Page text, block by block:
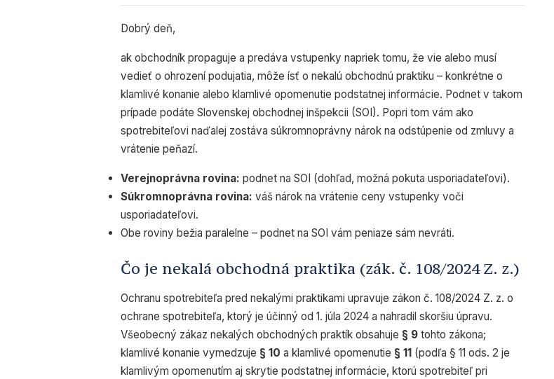
Dobrý deň,
ak obchodník propaguje a predáva vstupenky napriek tomu, že vie alebo musí
vedieť o ohrození podujatia, môže ísť o nekalú obchodnú praktiku – konkrétne o
klamlivé konanie alebo klamlivé opomenutie podstatnej informácie. Podnet v takom
prípade podáte Slovenskej obchodnej inšpekcii (SOI). Popri tom vám ako
spotrebiteľovi naďalej zostáva súkromnoprávny nárok na odstúpenie od zmluvy a
vrátenie peňazí.
Verejnoprávna rovina: podnet na SOI (dohľad, možná pokuta usporiadateľovi).
Súkromnoprávna rovina: váš nárok na vrátenie ceny vstupenky voči
usporiadateľovi.
Obe roviny bežia paralelne – podnet na SOI vám peniaze sám nevráti.
Čo je nekalá obchodná praktika (zák. č. 108/2024 Z. z.)
Ochranu spotrebiteľa pred nekalými praktikami upravuje zákon č. 108/2024 Z. z. o
ochrane spotrebiteľa, ktorý je účinný od 1. júla 2024 a nahradil skoršiu úpravu.
Všeobecný zákaz nekalých obchodných praktík obsahuje § 9 tohto zákona;
klamlivé konanie vymedzuje § 10 a klamlivé opomenutie § 11 (podľa § 11 ods. 2 je
klamlivým opomenutím aj skrytie podstatnej informácie, ktorú spotrebiteľ pri